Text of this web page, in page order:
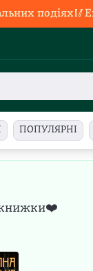
ПОПУЛЯРНІ
книжки❤️